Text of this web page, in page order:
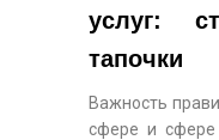
услуг:
тапочки
Важность
сфере и сфере